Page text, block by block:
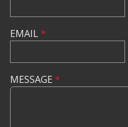
EMAIL*
MESSAGE *